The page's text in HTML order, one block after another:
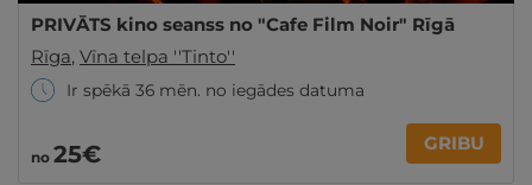
PRIVĀTS kino seanss no "Cafe Film Noir" Rīgā
Rīga, Vīna telpa ''Tinto''
Ir spēkā 36 mēn. no iegādes datuma
no 25€ GRIBU